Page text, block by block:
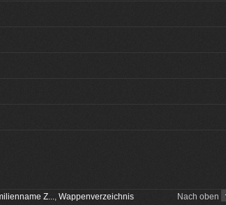
Nach oben
Z..., Wappenverzeichnis